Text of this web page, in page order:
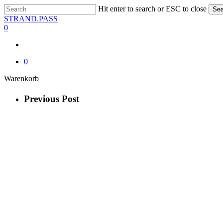
Skip
to
main
Hit enter to search or ESC to close
Close
Search
STRAND.PASS
0
0
WarenkorbClose
Previous Post